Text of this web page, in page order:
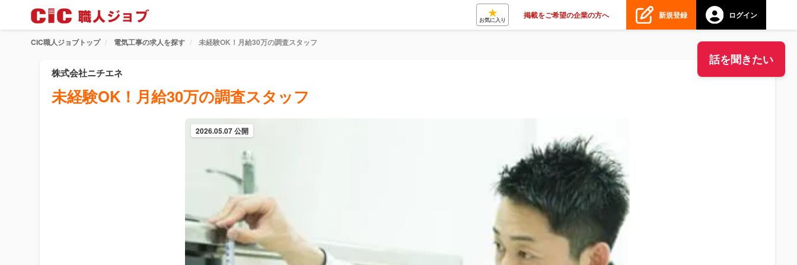
★
お気に入り 掲載をご希望の企業の方へ 新規登録 ログイン
CIC職人ジョブトップ 電気工事の求人を探す 未経験OK！月給30万の調査スタッフ
株式会社ニチエネ
未経験OK！月給30万の調査スタッフ
2026.05.07 公開
話を聞きたい